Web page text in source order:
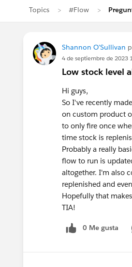
Topics #Flow
Shannon O'Sullivan
4 de septiembre de 2023
Low stock level
Hi guys,
So I've recently
on custom product
to only fire once
time stock is
Probably a really
flow to run is
altogether. I'm also
replenished and
Hopefully that
TIA!
0 Me gusta